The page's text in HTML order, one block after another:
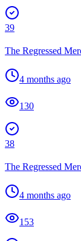
39
The Regressed
4 months ago
130
38
The Regressed
4 months ago
153